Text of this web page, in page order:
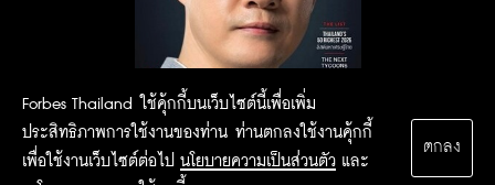
Forbes Thailand ใช้คุ้กกี้บนเว็บไซต์นี้เพื่อเพิ่ม
ประสิทธิภาพการใช้งานของท่าน ท่านตกลงใช้งานคุ้กกี้
เพื่อใช้งานเว็บไซต์ต่อไป นโยบายความเป็นส่วนตัว และ
ตกลง